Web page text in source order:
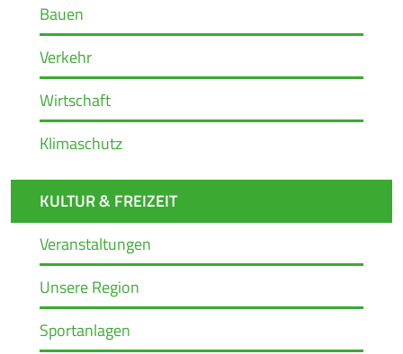
Bauen
Verkehr
Wirtschaft
Klimaschutz
KULTUR & FREIZEIT
Veranstaltungen
Unsere Region
Sportanlagen